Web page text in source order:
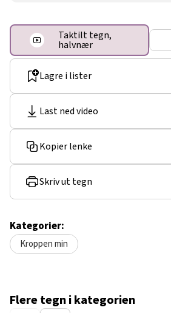
Lagre i lister
Last ned video
Kopier lenke
Skriv ut tegn
Kategorier:
Kroppen min
Taktilt tegn,
halvnær
Flere tegn i kategorien